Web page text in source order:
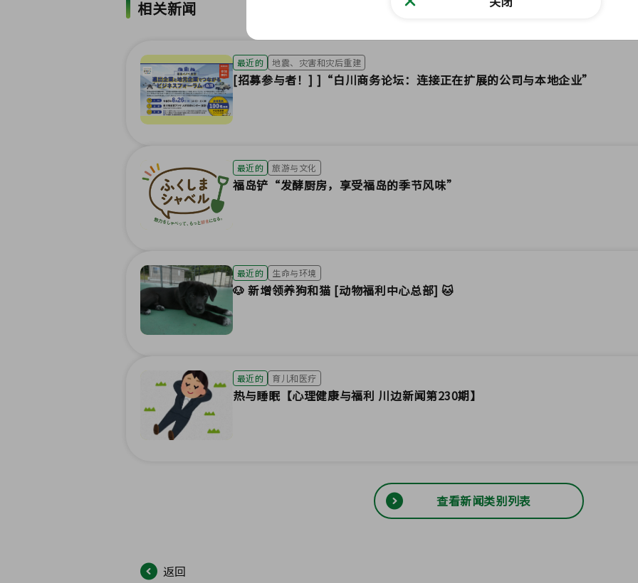
相关新闻
最近的 地震、灾害和灾后重建
[招募参与者！] ]“白川商务论坛：连接正在扩展的公司与本地企业”
最近的 旅游与文化
福岛铲“发酵厨房，享受福岛的季节风味”
最近的 生命与环境
🐶 新增领养狗和猫 [动物福利中心总部] 🐱
最近的 育儿和医疗
热与睡眠【心理健康与福利 川边新闻第230期】
查看新闻类别列表
返回